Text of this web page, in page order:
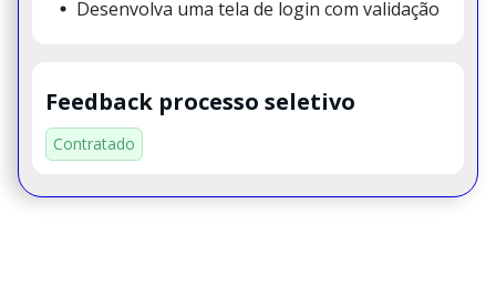
Desenvolva uma tela de login com validação
Feedback processo seletivo
Contratado